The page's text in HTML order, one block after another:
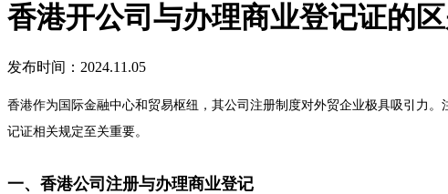
香港开公司与办理商业登记证的区
发布时间：2024.11.05
香港作为国际金融中心和贸易枢纽，其公司注册制度对外贸企业极具吸引力
记证相关规定至关重要。
一、香港公司注册与办理商业登记